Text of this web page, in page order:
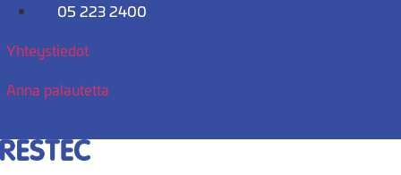
Mene
05 223 2400
Yhteystiedot
Anna palautetta